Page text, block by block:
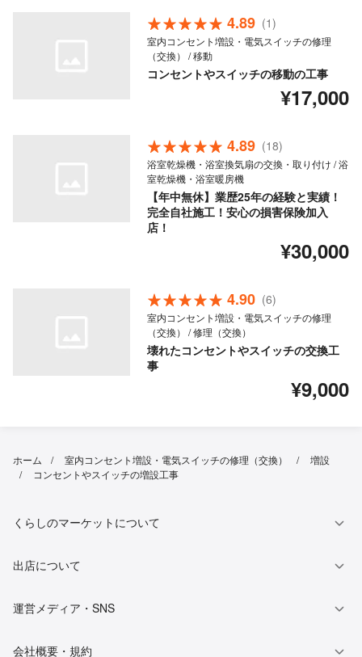
4.89 (1)
室内コンセント増設・電気スイッチの修理
（交換） / 移動
コンセントやスイッチの移動の工事
¥17,000
4.89 (18)
浴室乾燥機・浴室換気扇の交換・取り付け / 浴
室乾燥機・浴室暖房機
【年中無休】業歴25年の経験と実績！
完全自社施工！安心の損害保険加入
店！
¥30,000
4.90 (6)
室内コンセント増設・電気スイッチの修理
（交換） / 修理（交換）
壊れたコンセントやスイッチの交換工
事
¥9,000
ホーム 室内コンセント増設・電気スイッチの修理（交換）
増設
コンセントやスイッチの増設工事
くらしのマーケットについて
出店について
運営メディア・SNS
会社概要・規約